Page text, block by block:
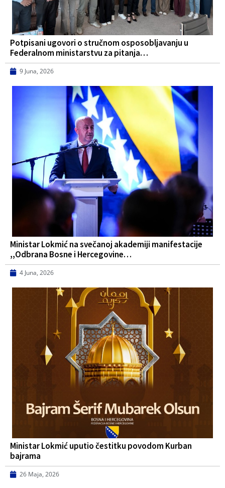
Potpisani ugovori o stručnom osposobljavanju u
Federalnom ministarstvu za pitanja…
9 Juna, 2026
Ministar Lokmić na svečanoj akademiji manifestacije
,,Odbrana Bosne i Hercegovine…
4 Juna, 2026
Ministar Lokmić uputio čestitku povodom Kurban
bajrama
26 Maja, 2026